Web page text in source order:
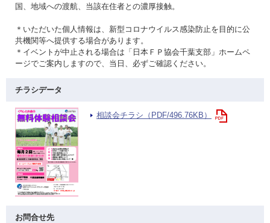
国、地域への渡航、当該在住者との濃厚接触。
＊いただいた個人情報は、新型コロナウイルス感染防止を目的に公
共機関等へ提供する場合があります。
＊イベントが中止される場合は「日本ＦＰ協会千葉支部」ホームペ
ージでご案内しますので、当日、必ずご確認ください。
チラシデータ
相談会チラシ（PDF/496.76KB）
お問合せ先